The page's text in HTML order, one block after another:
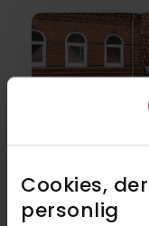
Cookies,
personlig​
Rækkehus